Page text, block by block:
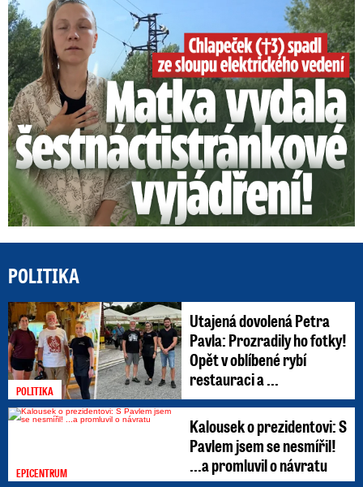
Smrtelný pád chlapce: Matka vydala vyjádření na 16 stran
POLITIKA
POLITIKA
Utajená dovolená Petra
Pavla: Prozradily ho fotky!
Opět v oblíbené rybí
restauraci a ...
EPICENTRUM
Kalousek o prezidentovi: S
Pavlem jsem se nesmířil!
...a promluvil o návratu